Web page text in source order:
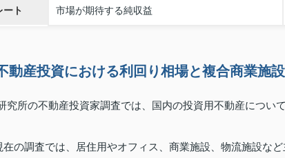
ート 市場が期待する純収益
動産投資における利回り相場と複合商業施
究所の不動産投資家調査では、国内の投資用不動産につい
在の調査では、居住用やオフィス、商業施設、物流施設な